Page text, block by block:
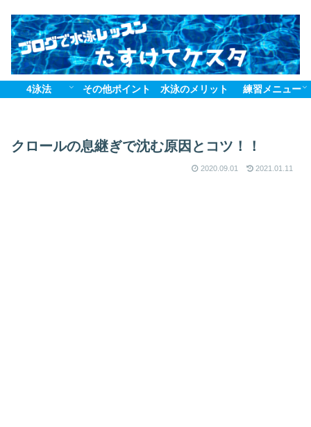
4泳法 その他ポイント 水泳のメリット 練習メニュー
クロールの息継ぎで沈む原因とコツ！！
2020.09.01 2021.01.11